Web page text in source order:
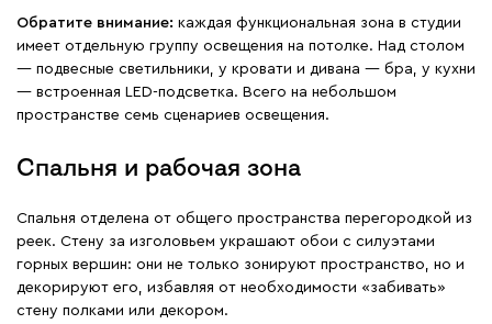
Обратите внимание: каждая функциональная зона в студии
имеет отдельную группу освещения на потолке. Над столом
— подвесные светильники, у кровати и дивана — бра, у кухни
— встроенная LED-подсветка. Всего на небольшом
пространстве семь сценариев освещения.
Спальня и рабочая зона
Спальня отделена от общего пространства перегородкой из
реек. Стену за изголовьем украшают обои с силуэтами
горных вершин: они не только зонируют пространство, но и
декорируют его, избавляя от необходимости «забивать»
стену полками или декором.